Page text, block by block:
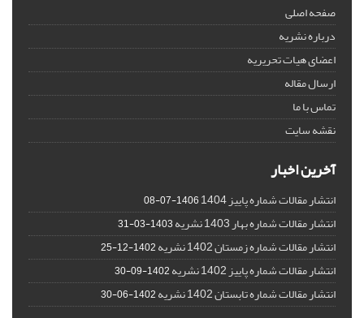
صفحه اصلی
درباره نشریه
اعضای هیات تحریریه
ارسال مقاله
تماس با ما
نقشه سایت
آخرین اخبار
انتشار مقالات شماره پاییز 1404 1406-07-08
انتشار مقالات شماره بهار 1403 نشریه 1403-03-31
انتشار مقالات شماره زمستان 1402 نشریه 1402-12-25
انتشار مقالات شماره پاییز 1402 نشریه 1402-09-30
انتشار مقالات شماره تابستان 1402 نشریه 1402-06-30